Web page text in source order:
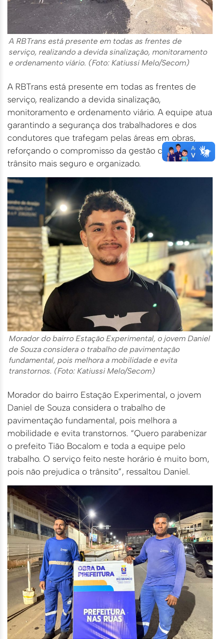
A RBTrans está presente em todas as frentes de
serviço, realizando a devida sinalização, monitoramento
e ordenamento viário. (Foto: Katiussi Melo/Secom)
A RBTrans está presente em todas as frentes de
serviço, realizando a devida sinalização,
monitoramento e ordenamento viário. A equipe atua
garantindo a segurança dos trabalhadores e dos
condutores que trafegam pelas áreas em obras,
reforçando o compromisso da gestão com um
trânsito mais seguro e organizado.
Morador do bairro Estação Experimental, o jovem Daniel
de Souza considera o trabalho de pavimentação
fundamental, pois melhora a mobilidade e evita
transtornos. (Foto: Katiussi Melo/Secom)
Morador do bairro Estação Experimental, o jovem
Daniel de Souza considera o trabalho de
pavimentação fundamental, pois melhora a
mobilidade e evita transtornos. “Quero parabenizar
o prefeito Tião Bocalom e toda a equipe pelo
trabalho. O serviço feito neste horário é muito bom,
pois não prejudica o trânsito”, ressaltou Daniel.